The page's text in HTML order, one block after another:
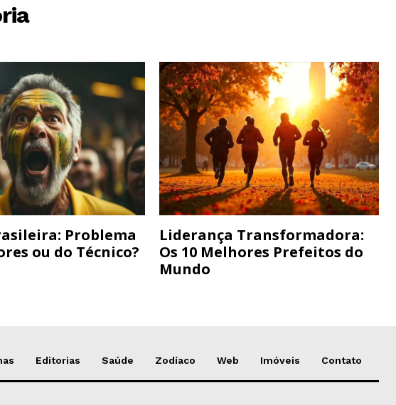
Problema
ou do Técnico?
Liderança Transformadora:
Os 10 Melhores Prefeitos do
Mundo
Editorias Saúde Zodíaco Web Imóveis Contato